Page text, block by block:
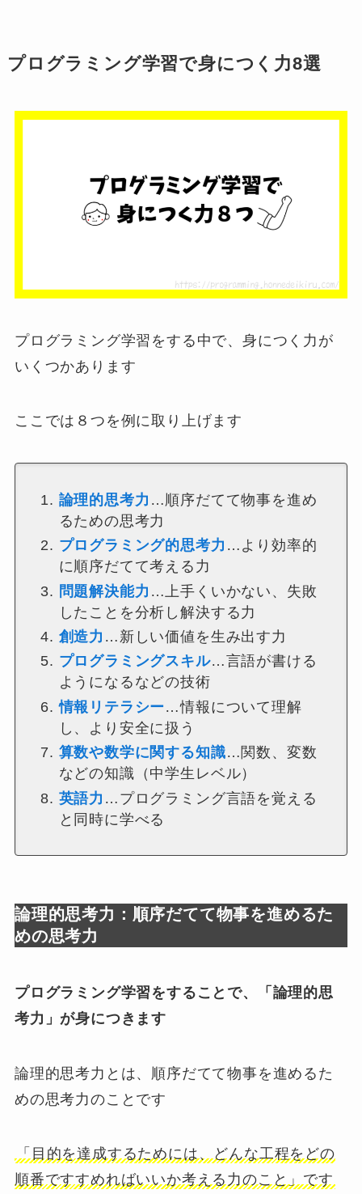
プログラミング学習で身につく力8選
プログラミング学習をする中で、身につく力が
いくつかあります
ここでは８つを例に取り上げます
論理的思考力 …順序だてて物事を進め
るための思考力
プログラミング的思考力 …より効率的
に順序だてて考える力
問題解決能力 …上手くいかない、失敗
したことを分析し解決する力
創造力 …新しい価値を生み出す力
プログラミングスキル…言語が書ける
ようになるなどの技術
情報リテラシー…情報について理解
し、より安全に扱う
算数や数学に関する知識…関数、変数
などの知識（中学生レベル）
英語力 …プログラミング言語を覚える
と同時に学べる
論理的思考力：順序だてて物事を進めるた
めの思考力
プログラミング学習をすることで、「論理的思
考力」が身につきます
論理的思考力とは、順序だてて物事を進めるた
めの思考力のことです
「目的を達成するためには、どんな工程をどの
順番ですすめればいいか考える力のこと」です